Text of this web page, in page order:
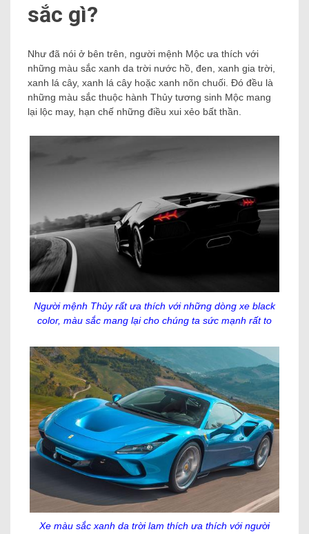
sắc gì?
Như đã nói ở bên trên, người mệnh Mộc ưa thích với
những màu sắc xanh da trời nước hồ, đen, xanh gia trời,
xanh lá cây, xanh lá cây hoặc xanh nõn chuối. Đó đều là
những màu sắc thuộc hành Thủy tương sinh Mộc mang
lại lộc may, hạn chế những điều xui xẻo bất thần.
Người mệnh Thủy rất ưa thích với những dòng xe black
color, màu sắc mang lại cho chúng ta sức mạnh rất to
Xe màu sắc xanh da trời lam thích ưa thích với người